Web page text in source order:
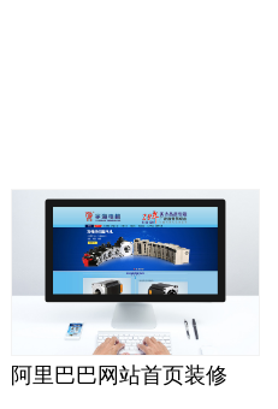
阿里巴巴网站首页装修